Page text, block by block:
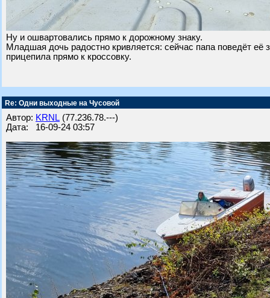
Ну и ошвартовались прямо к дорожному знаку.
Младшая дочь радостно кривляется: сейчас папа поведёт
прицепила прямо к кроссовку.
Re: Одни выходные на Чусовой
Автор: KRNL (77.236.78.---)
Дата: 16-09-24 03:57